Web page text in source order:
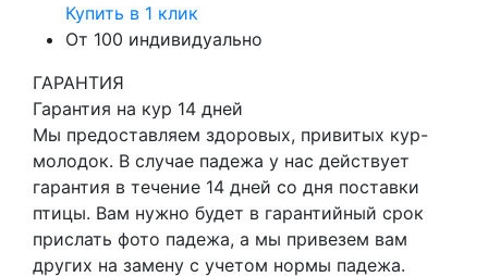
Купить в 1 клик
От 100 индивидуально
ГАРАНТИЯ
Гарантия на кур 14 дней
Мы предоставляем здоровых, привитых кур-
молодок. В случае падежа у нас действует
гарантия в течение 14 дней со дня поставки
птицы. Вам нужно будет в гарантийный срок
прислать фото падежа, а мы привезем вам
других на замену с учетом нормы падежа.